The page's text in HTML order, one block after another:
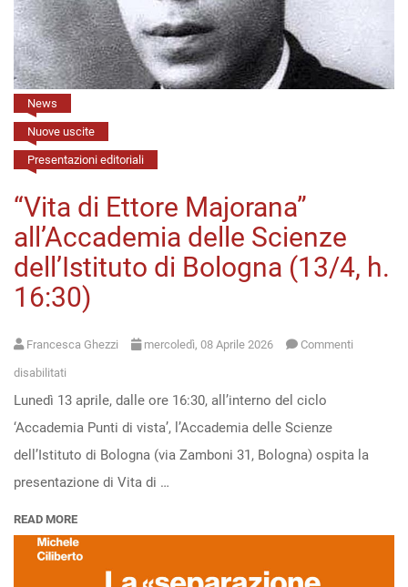
Rinascimento”
(Firenze,
15/4,
h.
17)
News
Nuove uscite
Presentazioni editoriali
“Vita di Ettore Majorana”
all’Accademia delle Scienze
dell’Istituto di Bologna (13/4, h.
16:30)
Francesca Ghezzi mercoledì, 08 Aprile 2026 Commenti
disabilitati
“Vita
di
Ettore
Majorana”
delle
Scienze
Lunedì 13 aprile, dalle ore 16:30, all’interno del ciclo
‘Accademia Punti di vista’, l’Accademia delle Scienze
dell’Istituto di Bologna (via Zamboni 31, Bologna) ospita la
presentazione di Vita di …
READ MORE